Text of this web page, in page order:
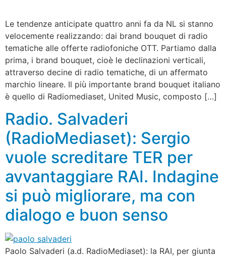
Le tendenze anticipate quattro anni fa da NL si stanno
velocemente realizzando: dai brand bouquet di radio
tematiche alle offerte radiofoniche OTT. Partiamo dalla
prima, i brand bouquet, cioè le declinazioni verticali,
attraverso decine di radio tematiche, di un affermato
marchio lineare. Il più importante brand bouquet italiano
è quello di Radiomediaset, United Music, composto […]
Radio. Salvaderi
(RadioMediaset): Sergio
vuole screditare TER per
avvantaggiare RAI. Indagine
si può migliorare, ma con
dialogo e buon senso
Paolo Salvaderi (a.d. RadioMediaset): la RAI, per giunta